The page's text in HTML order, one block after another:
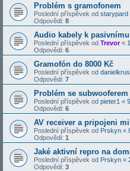
Problém s gramofonem
Poslední příspěvek od starypard
Odpovědi: 8
Audio kabely k
Poslední příspěvek od Trevor«
Odpovědi: 6
Gramofón do 8000 Kč
Poslední příspěvek od
Odpovědi: 7
Problém se subwooferem
Poslední příspěvek od pieter1 «
Odpovědi: 6
AV receiver a pripojeni
Poslední příspěvek od Prskyn «
Odpovědi: 1
Jaké aktivní repro na
Poslední příspěvek od Prskyn «
Odpovědi: 3